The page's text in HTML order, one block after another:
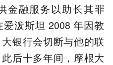
金融服务以助长其罪
泼斯坦 2008 年因教
银行会切断与他的联
后十多年间，摩根大